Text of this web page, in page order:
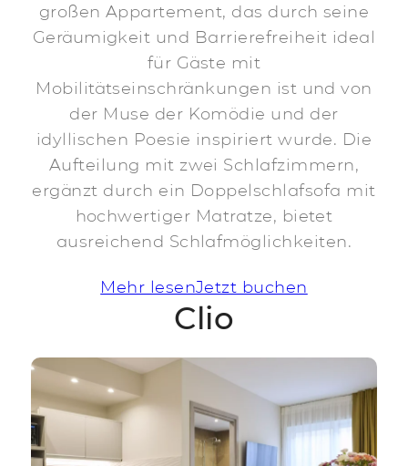
großen Appartement, das durch seine
Geräumigkeit und Barrierefreiheit ideal
für Gäste mit
Mobilitätseinschränkungen ist und von
der Muse der Komödie und der
idyllischen Poesie inspiriert wurde. Die
Aufteilung mit zwei Schlafzimmern,
ergänzt durch ein Doppelschlafsofa mit
hochwertiger Matratze, bietet
ausreichend Schlafmöglichkeiten.
Mehr lesenJetzt buchen
Clio